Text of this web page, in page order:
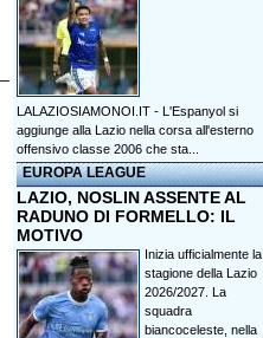
LALAZIOSIAMONOI.IT - L'Espanyol si
aggiunge alla Lazio nella corsa all'esterno
offensivo classe 2006 che sta...
EUROPA LEAGUE
LAZIO, NOSLIN ASSENTE AL
RADUNO DI FORMELLO: IL
MOTIVO
Inizia ufficialmente la
stagione della Lazio
2026/2027. La
squadra
biancoceleste, nella